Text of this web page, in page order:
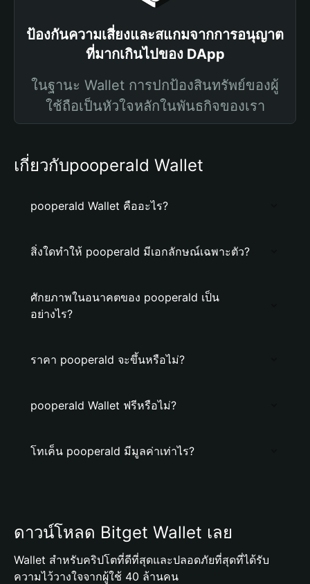
ป้องกันความเสี่ยงและสแกมจากการอนุญาต
ที่มากเกินไปของ DApp
ในฐานะ Wallet การปกป้องสินทรัพย์ของผู้
ใช้ถือเป็นหัวใจหลักในพันธกิจของเรา
เกี่ยวกับpooperald Wallet
pooperald Wallet คืออะไร?
สิ่งใดทำให้ pooperald มีเอกลักษณ์เฉพาะตัว?
ศักยภาพในอนาคตของ pooperald เป็น
อย่างไร?
ราคา pooperald จะขึ้นหรือไม่?
pooperald Wallet ฟรีหรือไม่?
โทเค็น pooperald มีมูลค่าเท่าไร?
ดาวน์โหลด Bitget Wallet เลย
Wallet สำหรับคริปโตที่ดีที่สุดและปลอดภัยที่สุดที่ได้รับ
ความไว้วางใจจากผู้ใช้ 40 ล้านคน